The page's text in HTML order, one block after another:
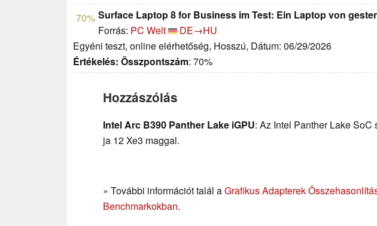
70% Surface Laptop 8 for Business im Test: Ein Laptop von
Forrás: PC Welt
DE→HU
Egyéni teszt, online elérhetőség, Hosszú, Dátum: 06/29/2026
Értékelés: Összpontszám: 70%
Hozzászólás
Intel Arc B390 Panther Lake iGPU: Az Intel Panther Lake
ja 12 Xe3 maggal.
» További információt talál aGrafikus Adapterek
Benchmarkokban.